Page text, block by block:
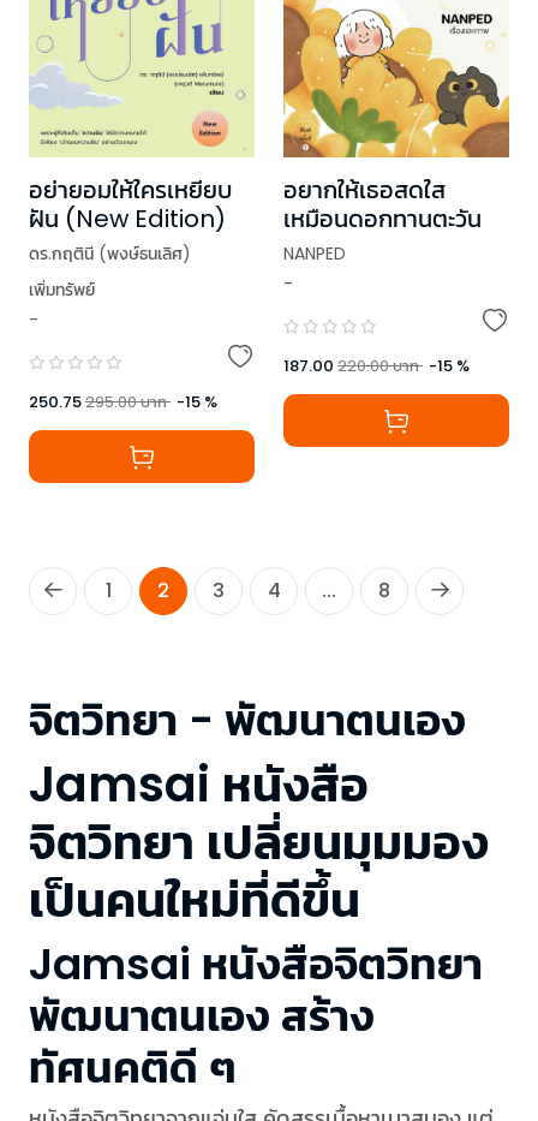
อย่ายอมให้ใครเหยียบ
ฝัน (New Edition)
ดร.กฤตินี (พงษ์ธนเลิศ)
เพิ่มทรัพย์
-
250.75295.00บาท -15 %
อยากให้เธอสดใส
เหมือนดอกทานตะวัน
NANPED
-
187.00 220.00บาท -15 %
1 2 3 4 ... 8
จิตวิทยา - พัฒนาตนเอง
Jamsai หนังสือ
จิตวิทยา เปลี่ยนมุมมอง
เป็นคนใหม่ที่ดีขึ้น
Jamsai หนังสือจิตวิทยา
พัฒนาตนเอง สร้าง
ทัศนคติดี ๆ